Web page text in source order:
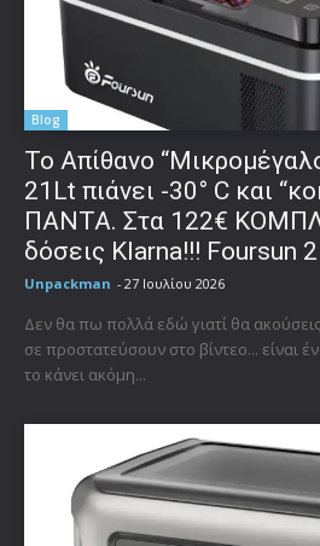
Blog
Το Απίθανο
21Lt πιάνει -30° C και
ΠΑΝΤΑ. Στα 122€
δόσεις Klarna!!! Foursun
Unpackman - 27 Ιουλίου 2026
Δεν θα πω πολλά εδώ γιατί θα
σε προστατεύσουν στο βίντεο... είναι
το κάνει ακόμη...